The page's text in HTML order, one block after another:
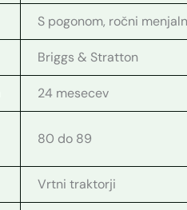
S pogonom, ročni
Briggs & Stratton
24 mesecev
80 do 89
Vrtni traktorji